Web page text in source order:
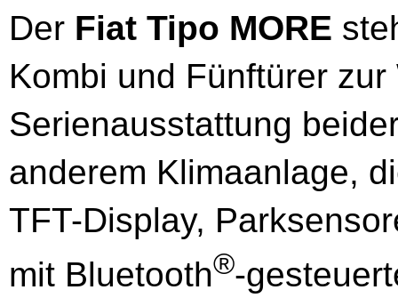
Der Fiat Tipo MORE
Kombi und Fünftürer
Serienausstattung
anderem Klimaanlage,
TFT-Display,
mit Bluetooth®-